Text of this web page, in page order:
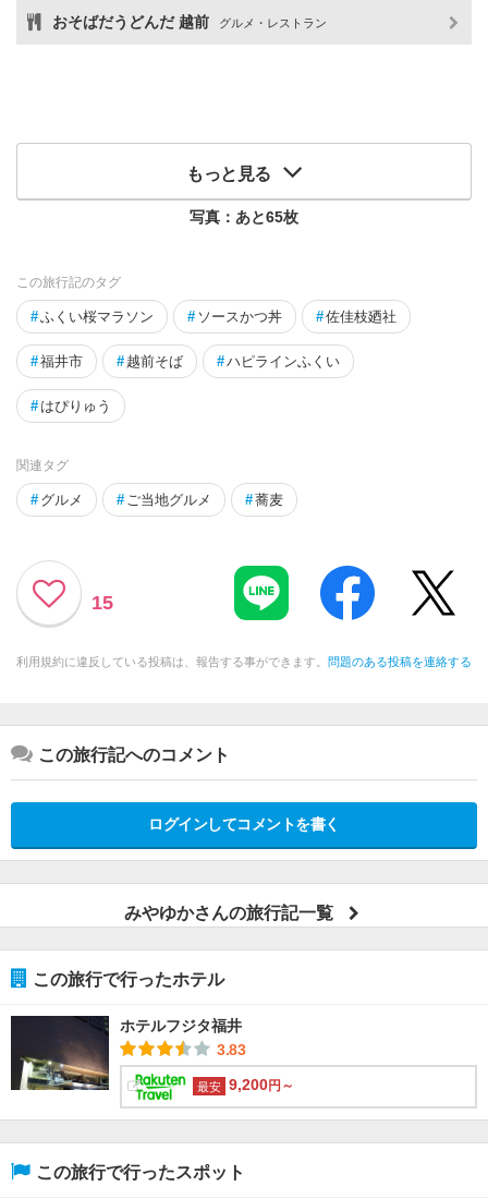
おそばだうどんだ 越前 グルメ・レストラン
もっと見る
写真：あと65枚
この旅行記のタグ
#ふくい桜マラソン # ソースかつ丼 #佐佳枝廼社
#福井市 # 越前そば #ハピラインふくい
# はぴりゅう
関連タグ
# グルメ # ご当地グルメ #蕎麦
15
利用規約に違反している投稿は、報告する事ができます。 問題のある投稿を連絡する
この旅行記へのコメント
ログインしてコメントを書く
みやゆかさんの旅行記一覧
この旅行で行ったホテル
ホテルフジタ福井
3.83
最安 9,200円～
この旅行で行ったスポット